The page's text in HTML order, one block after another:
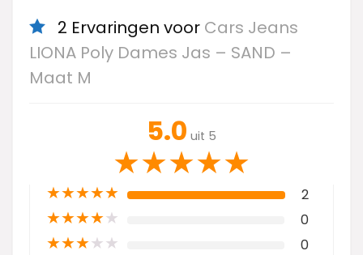
2 Ervaringen voor Cars Jeans
LIONA Poly Dames Jas – SAND –
Maat M
5.0 uit 5
★★★★★
★★★★★ 2
★★★★★ 0
★★★★★ 0